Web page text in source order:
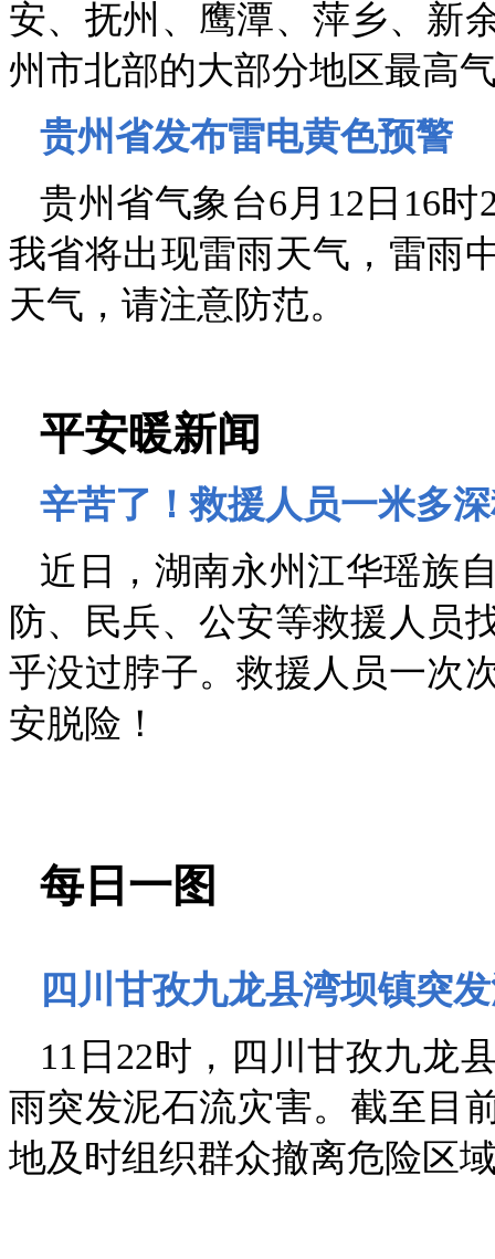
安、抚州、鹰潭、萍乡、新
州市北部的大部分地区最高
贵州省发布雷电黄色预警
贵州省气象台6月12日16
我省将出现雷雨天气，雷雨
天气，请注意防范。
平安暖新闻
辛苦了！救援人员一米多
近日，湖南永州江华瑶族
防、民兵、公安等救援人员
乎没过脖子。救援人员一次
安脱险！
每日一图
四川甘孜九龙县湾坝镇突
11日22时，四川甘孜九龙
雨突发泥石流灾害。截至目
地及时组织群众撤离危险区